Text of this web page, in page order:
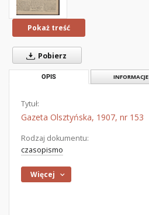
Pokaż treść
Pobierz
OPIS INFORMACJE
Tytuł:
Gazeta Olsztyńska, 1907, nr 153
Rodzaj dokumentu:
czasopismo
Więcej